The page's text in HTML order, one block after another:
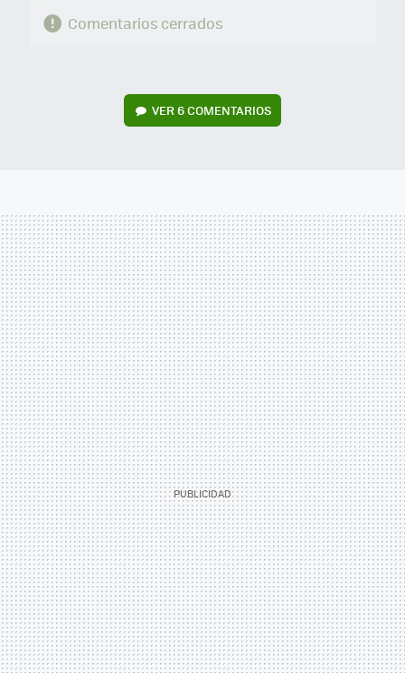
Comentarios cerrados
VER6 COMENTARIOS